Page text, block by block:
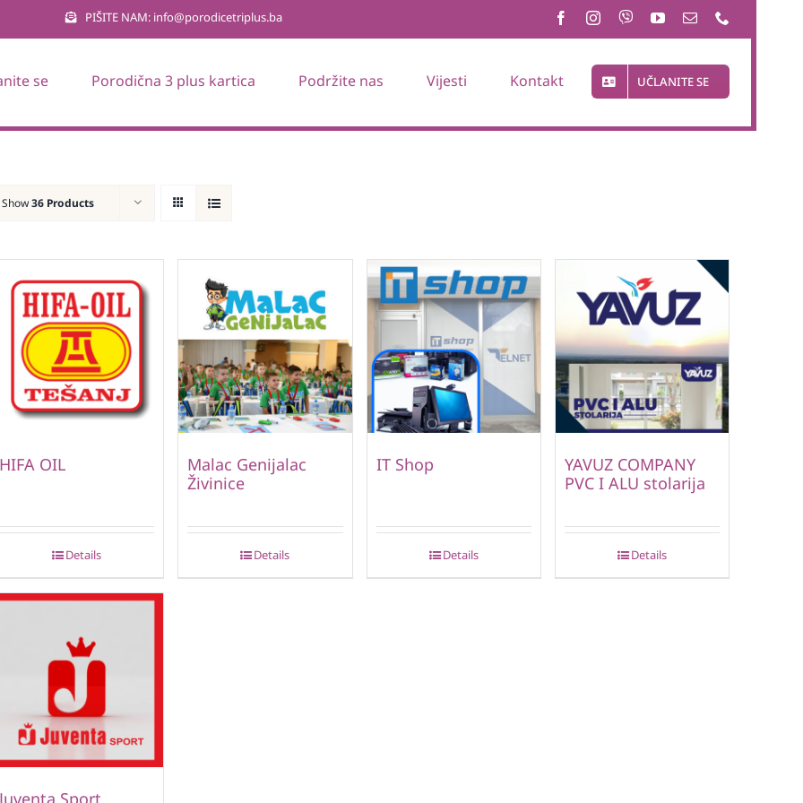
PIŠITE NAM: info@porodicetriplus.ba
se Porodična 3 plus kartica Podržite nas Vijesti Kontakt UČLANITE SE
Show36 Products
HIFA OIL
Details
Malac Genijalac
Živinice
Details
IT Shop
Details
YAVUZ COMPANY
PVC I ALU stolarija
Details
Juventa Sport